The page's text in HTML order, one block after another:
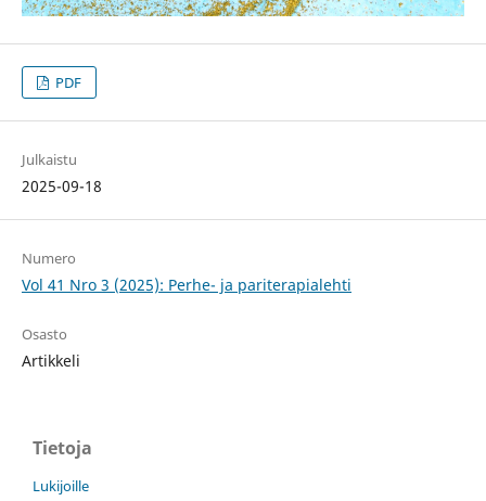
PDF
Julkaistu
2025-09-18
Numero
Vol 41 Nro 3 (2025): Perhe- ja pariterapialehti
Osasto
Artikkeli
Tietoja
Lukijoille